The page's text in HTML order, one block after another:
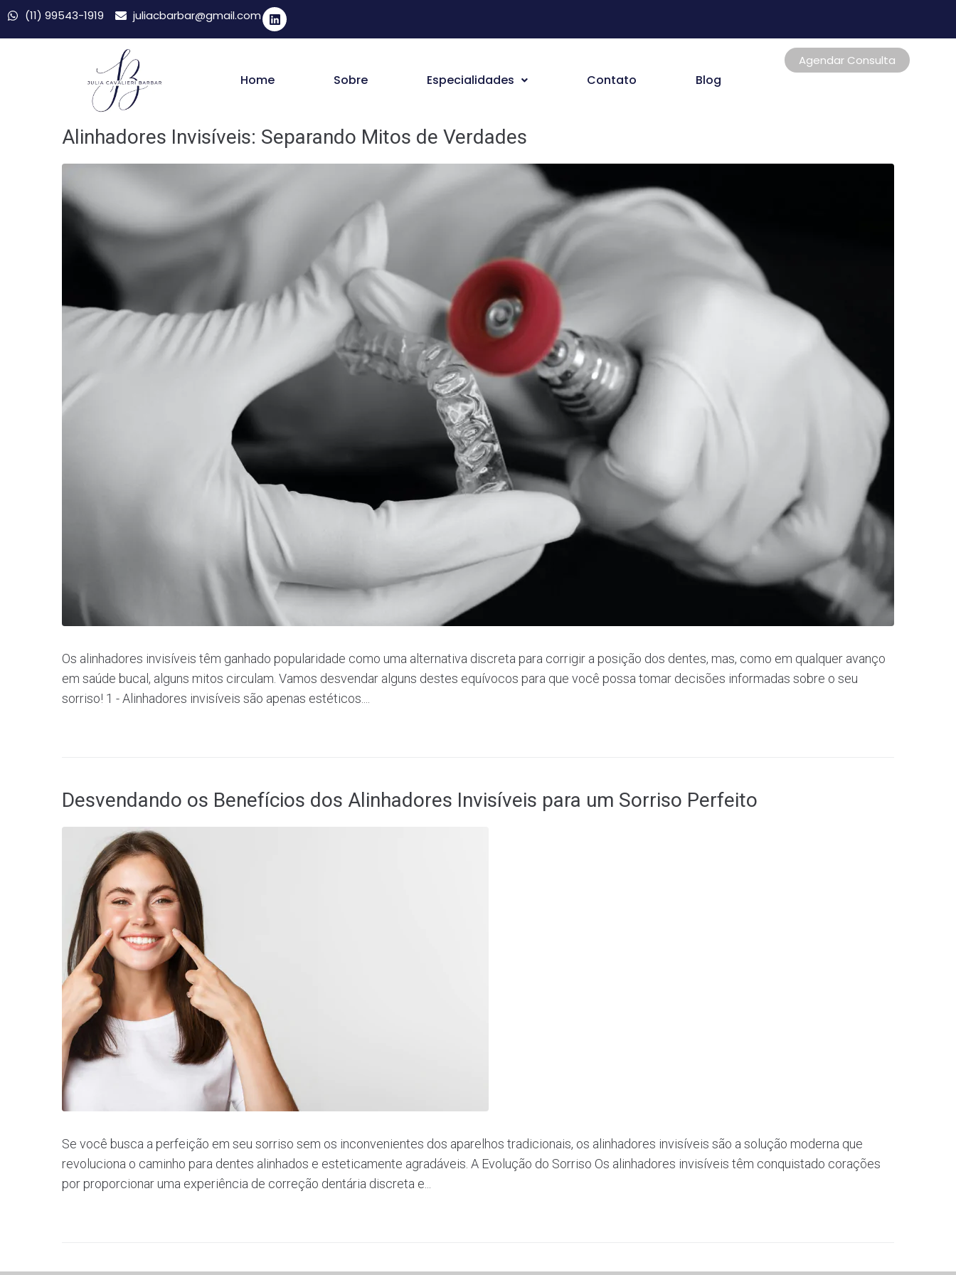
(11) 99543-1919 juliacbarbar@gmail.com
Home Sobre Especialidades Contato Blog
Agendar Consulta
Alinhadores Invisíveis: Separando Mitos de Verdades
Os alinhadores invisíveis têm ganhado popularidade como uma alternativa discreta para corrigir a posição dos dentes, mas, como em qualquer avanço
em saúde bucal, alguns mitos circulam. Vamos desvendar alguns destes equívocos para que você possa tomar decisões informadas sobre o seu
sorriso! 1 - Alinhadores invisíveis são apenas estéticos....
Desvendando os Benefícios dos Alinhadores Invisíveis para um Sorriso Perfeito
Se você busca a perfeição em seu sorriso sem os inconvenientes dos aparelhos tradicionais, os alinhadores invisíveis são a solução moderna que
revoluciona o caminho para dentes alinhados e esteticamente agradáveis. A Evolução do Sorriso Os alinhadores invisíveis têm conquistado corações
por proporcionar uma experiência de correção dentária discreta e...